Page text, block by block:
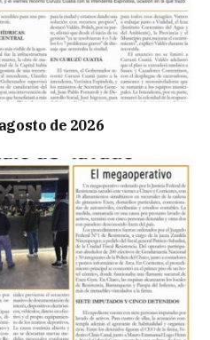
de 2026